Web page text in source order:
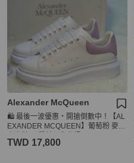
Alexander McQueen
🛍️ 最後一波優惠・開搶倒數中！【AL
EXANDER MCQUEEN】葡萄粉 麥坤
TWD 17,800